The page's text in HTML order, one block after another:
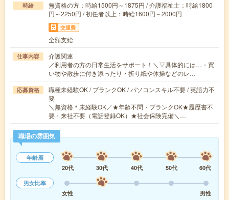
時給
無資格の方：時給1500円～1875円 / 介護福祉士：時給1800
円～2250円 / 初任者以上：時給1600円～2000円
交通費
全額支給
仕事内容
介護関連
／利用者の方の日常生活をサポート！＼▽具体的には…・買
い物や散歩に付き添ったり・折り紙や体操などのレ…
応募資格
職種未経験OK / ブランクOK / パソコンスキル不要 / 英語力不
要
＼無資格＊未経験OK／★年齢不問・ブランクOK★履歴書不
要・来社不要（電話登録OK）★社会保険完備＼…
職場の雰囲気
年齢層
20代
30代 40代 50代
60代
男女比率
女性
男性